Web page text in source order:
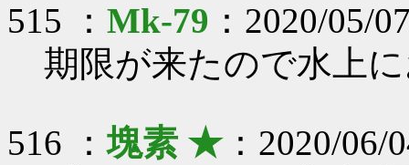
515 ： Mk-79 ：2020/05/
期限が来たので水上
516 ：塊素 ★：2020/06/